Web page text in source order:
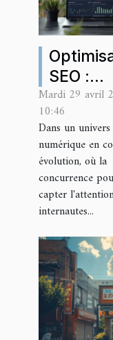
SEO :
avancées
pour
visibilité
ligne
Mardi 29 avril
10:46
Dans un univers
numérique en
évolution, où la
concurrence
capter
internautes...